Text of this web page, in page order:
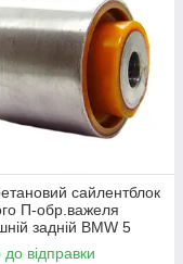
сайлентблок
П-обр.важеля
задній BMW 5
0602c
до відправки